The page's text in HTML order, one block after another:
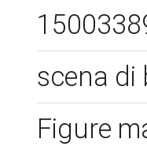
scena
Figure